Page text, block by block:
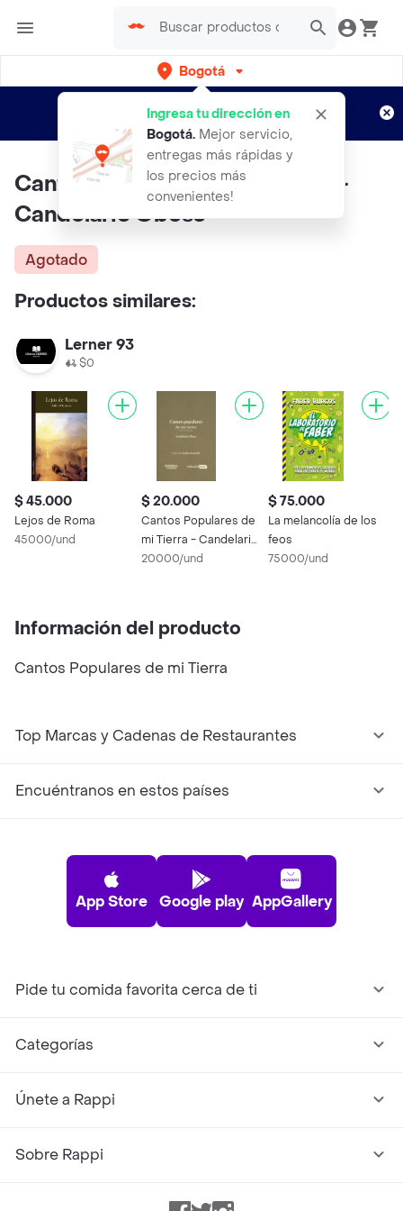
Bogotá
Ingresa tu dirección en
Bogotá. Mejor servicio,
entregas más rápidas y
los precios más
convenientes!
envíos gratis por semanas
Aplican TyC
Cantos Populares de mi Tierra -
Candelario Obeso
Agotado
Productos similares:
Lerner 93
$0
$ 45.000
Lejos de Roma
45000/und
$ 20.000
Cantos Populares de
mi Tierra - Candelario
Obeso
20000/und
$ 75.000
La melancolía de los
feos
75000/und
Información del producto
Cantos Populares de mi Tierra
Top Marcas y Cadenas de Restaurantes
Encuéntranos en estos países
App Store Google play AppGallery
Pide tu comida favorita cerca de ti
Categorías
Únete a Rappi
Sobre Rappi